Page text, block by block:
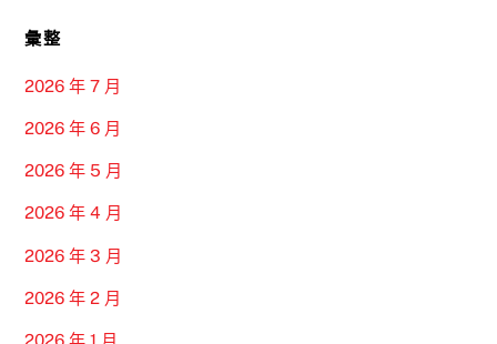
彙整
2026 年 7 月
2026 年 6 月
2026 年 5 月
2026 年 4 月
2026 年 3 月
2026 年 2 月
2026 年 1 月